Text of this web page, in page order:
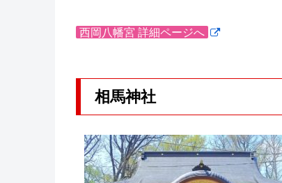
西岡八幡宮 詳細ページへ
相馬神社